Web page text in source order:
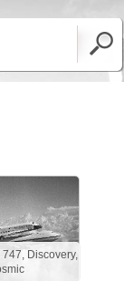
Discovery,